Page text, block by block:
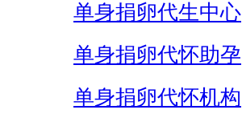
单身捐卵代生中心
单身捐卵代怀助孕
单身捐卵代怀机构